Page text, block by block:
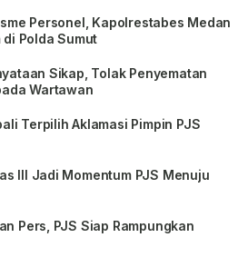
Personel, Kapolrestabes Medan
Polda Sumut
Sikap, Tolak Penyematan
Wartawan
Terpilih Aklamasi Pimpin PJS
III Jadi Momentum PJS Menuju
Pers, PJS Siap Rampungkan